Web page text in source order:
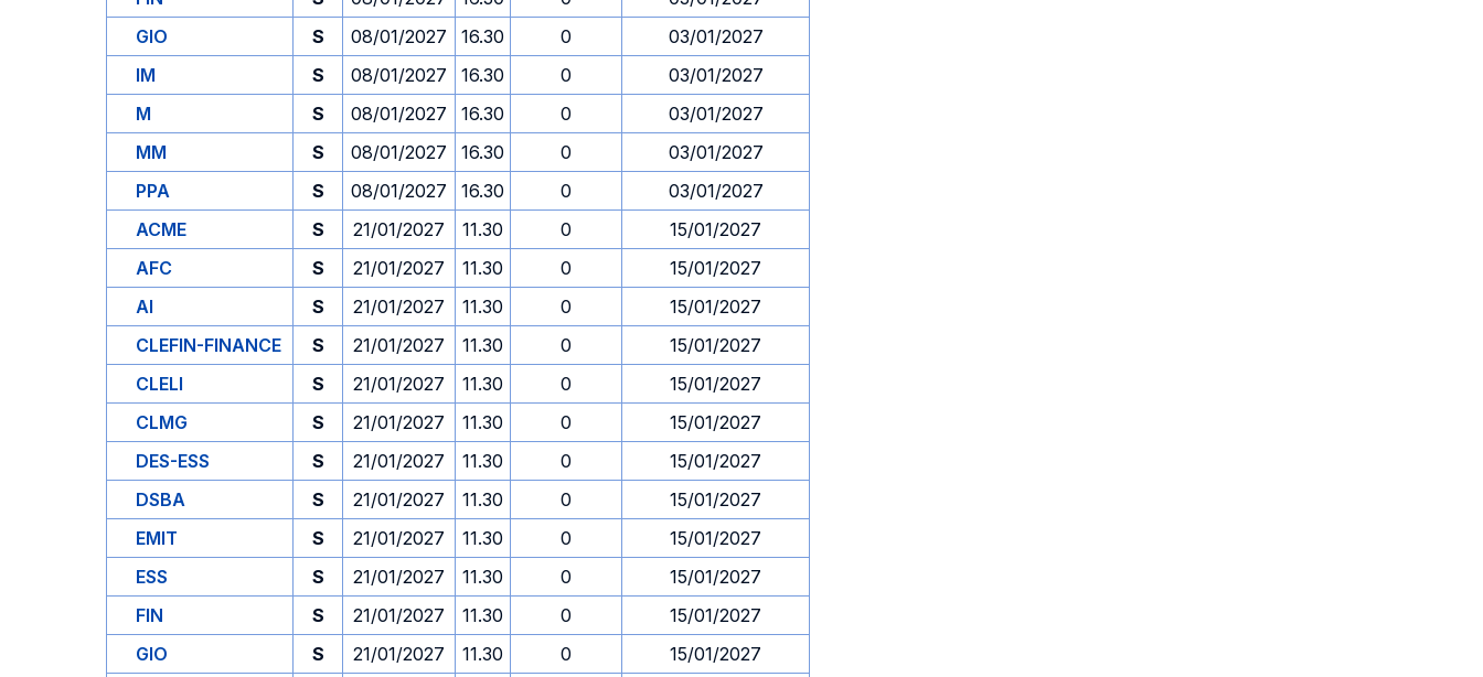
GIO
S 08/01/2027 16.30 0
03/01/2027
IM
S 08/01/2027 16.30 0
03/01/2027
M
S 08/01/2027 16.30 0
03/01/2027
MM
S 08/01/2027 16.30 0
03/01/2027
PPA
S 08/01/2027 16.30 0
03/01/2027
ACME
S 21/01/2027 11.30 0
15/01/2027
AFC
S 21/01/2027 11.30 0
15/01/2027
AI
S 21/01/2027 11.30 0
15/01/2027
CLEFIN-FINANCE
S 21/01/2027 11.30 0
15/01/2027
CLELI
S 21/01/2027 11.30 0
15/01/2027
CLMG
S 21/01/2027 11.30 0
15/01/2027
DES-ESS
S 21/01/2027 11.30 0
15/01/2027
DSBA
S 21/01/2027 11.30 0
15/01/2027
EMIT
S 21/01/2027 11.30 0
15/01/2027
ESS
S 21/01/2027 11.30 0
15/01/2027
FIN
S 21/01/2027 11.30 0
15/01/2027
GIO
S 21/01/2027 11.30 0
15/01/2027